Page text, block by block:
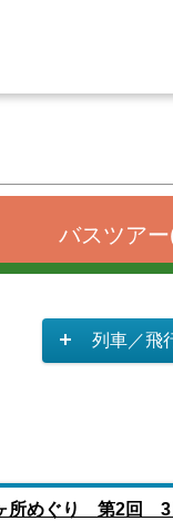
バスツア
列車／飛
所めぐり 第2回 3